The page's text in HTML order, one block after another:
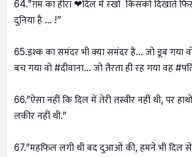
64.”ग़म का हीरा ❤दिल में रखो किसको दिखाते
दुनिया है … !”
65.इश्क का समंदर भी क्या समंदर है… जो डूब गया
बच गया वो #दीवाना… जो तैरता ही रह गया वह
66.”ऐसा नहीं कि दिल में तेरी तस्वीर नहीं थी, पर
लकीर नहीं थी.”
67.”महफिल लगी थी बद दुआओं की, हमने भी दिल